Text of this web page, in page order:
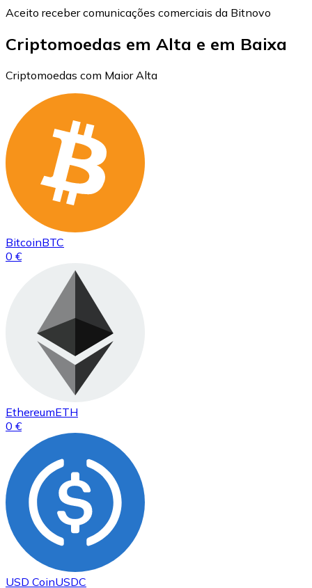
Aceito receber comunicações comerciais da Bitnovo
Criptomoedas em Alta e em Baixa
Criptomoedas com Maior Alta
BitcoinBTC
0 €
EthereumETH
0 €
USD CoinUSDC